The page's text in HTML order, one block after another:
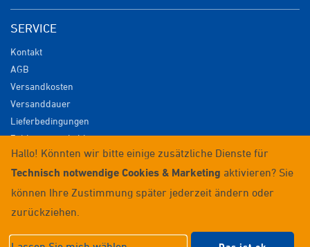
SERVICE
Kontakt
AGB
Versandkosten
Versanddauer
Lieferbedingungen
Zahlungsmöglichkeiten
Datenschutz
Impressum
Widerrufsrecht
Anmelden / Registrieren
© 2026 Wunschkennzeichenversand
Hallo! Könnten wir bitte einige zusätzliche Dienste für
Technisch notwendige Cookies & Marketing aktivieren? Sie
können Ihre Zustimmung später jederzeit ändern oder
zurückziehen.